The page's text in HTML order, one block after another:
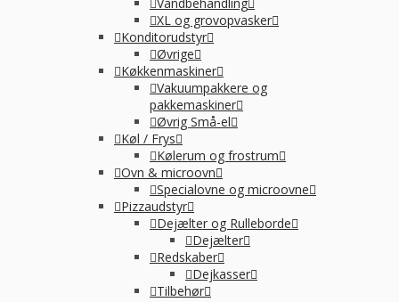
XL og grovopvasker
Konditorudstyr
Øvrige
Køkkenmaskiner
Vakuumpakkere og
pakkemaskiner
Øvrig Små-el
Køl / Frys
Kølerum og frostrum
Ovn & microovn
Specialovne og microovne
Pizzaudstyr
Dejælter og Rulleborde
Dejælter
Redskaber
Dejkasser
Tilbehør